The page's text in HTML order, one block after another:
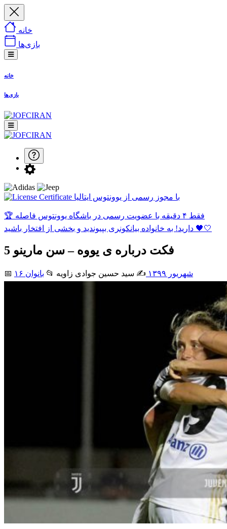
خانه
بازی‌ها
خانه
بازی‌ها
با مجوز رسمی از یوونتوس ایتالیا
🏆 فقط ۴ دقیقه با عضویت رسمی در باشگاه یوونتوس فاصله
دارید! به خانواده بیانکونری بپیوندید و بخشی از افتخار باشید 🖤🤍
5 فکت درباره ی یووه – سن مارینو
📅 ۱۶ شهریور ۱۳۹۹ ✍️ سید حسین جوادی زاويه 📂 بانوان